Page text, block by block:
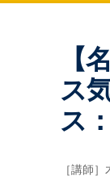
気学/易 セミナ
講師の紹介
【
ス
ス
［講師